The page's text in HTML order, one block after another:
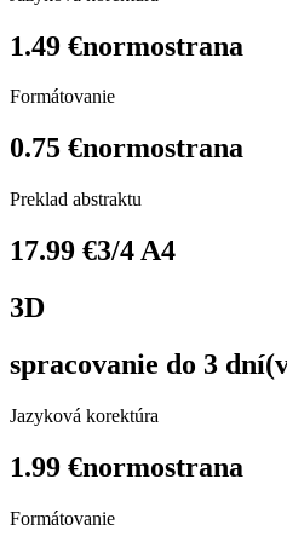
1.49 €normostrana
Formátovanie
0.75 €normostrana
Preklad abstraktu
17.99 €3/4 A4
3D
spracovanie do 3 dní
Jazyková korektúra
1.99 €normostrana
Formátovanie